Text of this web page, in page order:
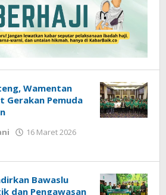
Wamentan
Gerakan Pemuda
16 Maret 2026
Bawaslu
dan Pengawasan